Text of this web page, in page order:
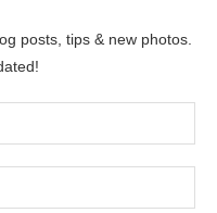
posts, tips & new photos.